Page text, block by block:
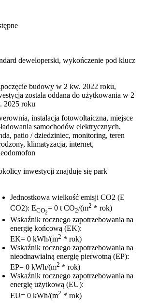
deweloperski, wykończenie pod klucz
budowy w 2 kw. 2022 roku,
została oddana do użytkowania w 2
2025 roku
instalacja fotowoltaiczna, miejsce
samochodów elektrycznych,
patio / dziedziniec, monitoring, teren
klimatyzacja, internet,
inwestycji znajduje się park
Jednostkowa wielkość emisji CO2 (E
CO2): ECO2
= 0 t CO2/(m2 * rok)
Wskaźnik rocznego zapotrzebowania na
energię końcową (EK):
EK= 0 kWh/(m2 * rok)
Wskaźnik rocznego zapotrzebowania na
nieodnawialną energię pierwotną (EP):
EP= 0 kWh/(m2 * rok)
Wskaźnik rocznego zapotrzebowania na
energię użytkową (EU):
EU= 0 kWh/(m2 * rok)